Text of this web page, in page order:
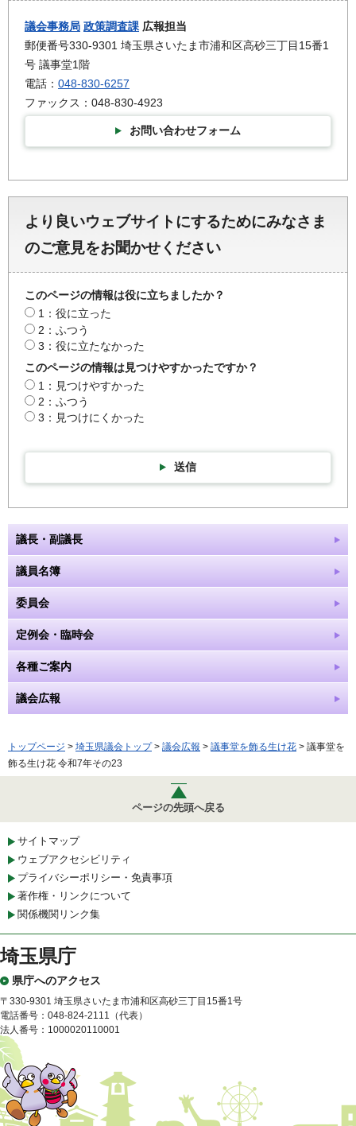
議会事務局 政策調査課 広報担当
郵便番号330-9301 埼玉県さいたま市浦和区高砂三丁目15番1
号 議事堂1階
電話： 048-830-6257
ファックス：048-830-4923
お問い合わせフォーム
より良いウェブサイトにするためにみなさま
のご意見をお聞かせください
このページの情報は役に立ちましたか？
1：役に立った
2：ふつう
3：役に立たなかった
このページの情報は見つけやすかったですか？
1：見つけやすかった
2：ふつう
3：見つけにくかった
送信
議長・副議長
議員名簿
委員会
定例会・臨時会
各種ご案内
議会広報
トップページ > 埼玉県議会トップ> 議会広報 > 議事堂を飾る生け花 > 議事堂を
飾る生け花 令和7年その23
ページの先頭へ戻る
サイトマップ
ウェブアクセシビリティ
プライバシーポリシー・免責事項
著作権・リンクについて
関係機関リンク集
埼玉県庁
県庁へのアクセス
〒330-9301 埼玉県さいたま市浦和区高砂三丁目15番1号
電話番号：048-824-2111（代表）
法人番号：1000020110001